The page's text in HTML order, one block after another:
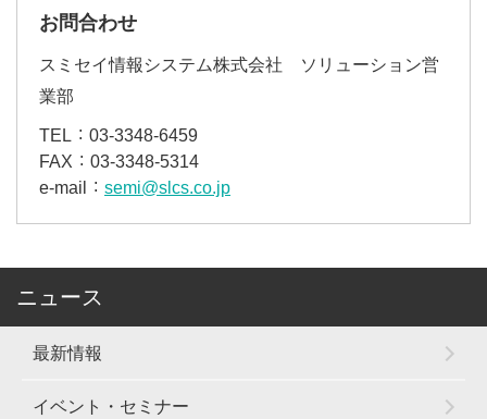
お問合わせ
スミセイ情報システム株式会社 ソリューション営
業部
TEL
03-3348-6459
FAX
03-3348-5314
e-mail
semi@slcs.co.jp
ニュース
最新情報
イベント・セミナー